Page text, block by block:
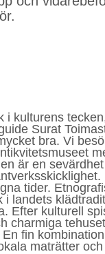
i kulturens
Surat
bra. Vi
är en
tider.
landets
Efter kulturell
charmiga
fin
maträtter